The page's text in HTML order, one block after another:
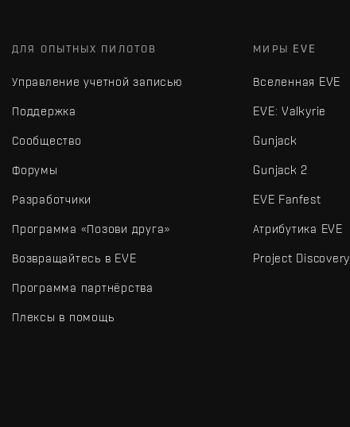
ДЛЯ ОПЫТНЫХ ПИЛОТОВ
Управление учетной записью
Поддержка
Сообщество
Форумы
Разработчики
Программа «Позови друга»
Возвращайтесь в EVE
Программа партнёрства
Плексы в помощь
МИРЫ EVE
Вселенная EVE
EVE: Valkyrie
Gunjack
Gunjack 2
EVE Fanfest
Атрибутика EVE
Project Discovery